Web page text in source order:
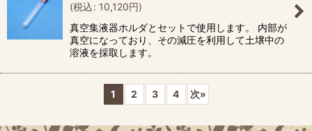
(税込: 10,120円)
真空集液器ホルダとセットで使用します。 内部が
真空になっており、その減圧を利用して土壌中の
溶液を採取します。
1 2 3 4 次»